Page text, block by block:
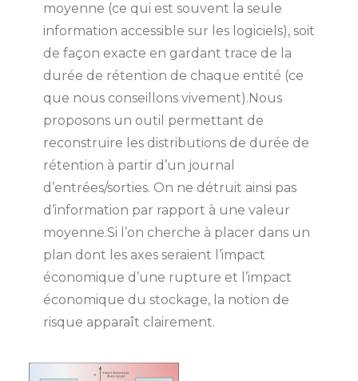
moyenne (ce qui est souvent la seule
information accessible sur les logiciels), soit
de façon exacte en gardant trace de la
durée de rétention de chaque entité (ce
que nous conseillons vivement).Nous
proposons un outil permettant de
reconstruire les distributions de durée de
rétention à partir d’un journal
d’entrées/sorties. On ne détruit ainsi pas
d’information par rapport à une valeur
moyenne.Si l’on cherche à placer dans un
plan dont les axes seraient l’impact
économique d’une rupture et l’impact
économique du stockage, la notion de
risque apparaît clairement.